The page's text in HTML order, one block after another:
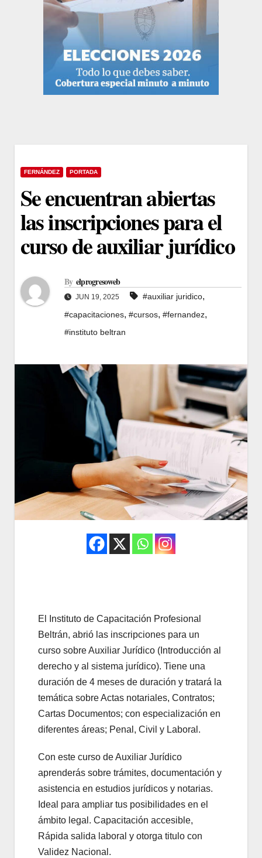
FERNÁNDEZ PORTADA
Se encuentran abiertas
las inscripciones para el
curso de auxiliar jurídico
By elprogresoweb
JUN 19, 2025 #auxiliar juridico,
#capacitaciones, #cursos, #fernandez,
#instituto beltran
El Instituto de Capacitación Profesional
Beltrán, abrió las inscripciones para un
curso sobre Auxiliar Jurídico (Introducción al
derecho y al sistema jurídico). Tiene una
duración de 4 meses de duración y tratará la
temática sobre Actas notariales, Contratos;
Cartas Documentos; con especialización en
diferentes áreas; Penal, Civil y Laboral.
Con este curso de Auxiliar Jurídico
aprenderás sobre trámites, documentación y
asistencia en estudios jurídicos y notarias.
Ideal para ampliar tus posibilidades en el
ámbito legal. Capacitación accesible,
Rápida salida laboral y otorga titulo con
Validez Nacional.